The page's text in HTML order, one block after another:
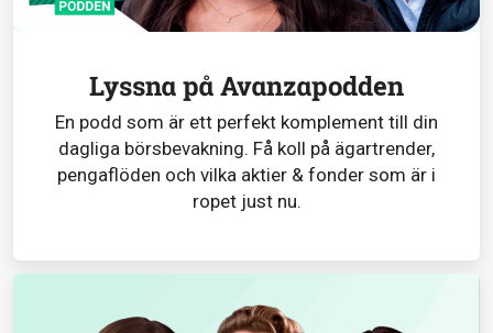
Lyssna på Avanzapodden
En podd som är ett perfekt komplement till din
dagliga börsbevakning. Få koll på ägartrender,
pengaflöden och vilka aktier & fonder som är i
ropet just nu.